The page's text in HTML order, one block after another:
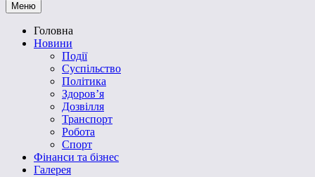
Vpoltave.info
Полтавський портал новин
Меню
Головна
Новини
Події
Суспільство
Політика
Здоров’я
Дозвілля
Транспорт
Робота
Спорт
Фінанси та бізнес
Галерея